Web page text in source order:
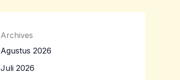
Archives
Agustus 2026
Juli 2026